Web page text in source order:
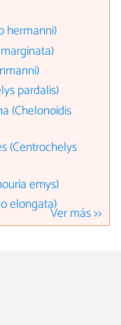
hermanni)
pardalis)
(Chelonoidis
(Centrochelys
emys)
elongata)Ver más >>